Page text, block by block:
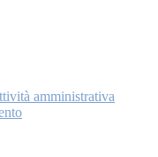
amministrativa